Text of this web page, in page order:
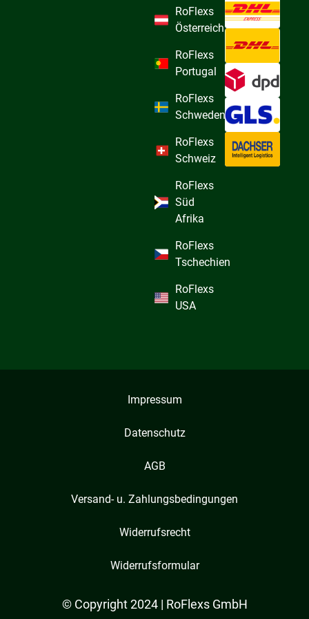
RoFlexs
Österreich
RoFlexs
Portugal
RoFlexs
Schweden
RoFlexs
Schweiz
RoFlexs
Süd
Afrika
RoFlexs
Tschechien
RoFlexs
USA
Impressum
Datenschutz
AGB
Versand- u. Zahlungsbedingungen
Widerrufsrecht
Widerrufsformular
© Copyright 2024 | RoFlexs GmbH